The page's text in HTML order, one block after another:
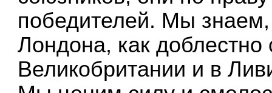
победителей. Мы знаем,
Лондона, как
Великобритании и в